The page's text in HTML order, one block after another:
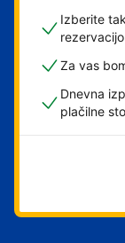
Izberite
rezervacijo
Za vas
Dnevna
plačilne